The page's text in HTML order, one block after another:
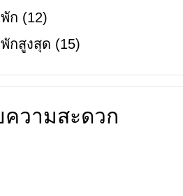
ก (12)
กสูงสุด (15)
ความสะดวก